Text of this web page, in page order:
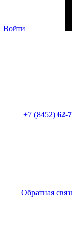
Войти
+7 (8452) 62-
Обратная